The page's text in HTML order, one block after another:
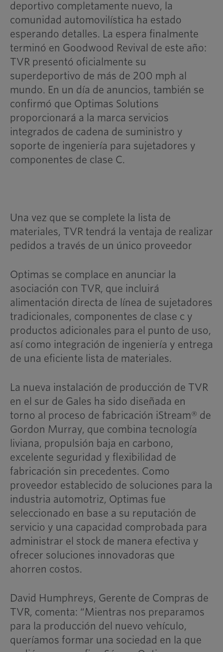
deportivo completamente nuevo, la
comunidad automovilística ha estado
esperando detalles. La espera finalmente
terminó en Goodwood Revival de este año:
TVR presentó oficialmente su
superdeportivo de más de 200 mph al
mundo. En un día de anuncios, también se
confirmó que Optimas Solutions
proporcionará a la marca servicios
integrados de cadena de suministro y
soporte de ingeniería para sujetadores y
componentes de clase C.
Una vez que se complete la lista de
materiales, TVR tendrá la ventaja de realizar
pedidos a través de un único proveedor
Optimas se complace en anunciar la
asociación con TVR, que incluirá
alimentación directa de línea de sujetadores
tradicionales, componentes de clase c y
productos adicionales para el punto de uso,
así como integración de ingeniería y entrega
de una eficiente lista de materiales.
La nueva instalación de producción de TVR
en el sur de Gales ha sido diseñada en
torno al proceso de fabricación iStream® de
Gordon Murray, que combina tecnología
liviana, propulsión baja en carbono,
excelente seguridad y flexibilidad de
fabricación sin precedentes. Como
proveedor establecido de soluciones para la
industria automotriz, Optimas fue
seleccionado en base a su reputación de
servicio y una capacidad comprobada para
administrar el stock de manera efectiva y
ofrecer soluciones innovadoras que
ahorren costos.
David Humphreys, Gerente de Compras de
TVR, comenta: “Mientras nos preparamos
para la producción del nuevo vehículo,
queríamos formar una sociedad en la que